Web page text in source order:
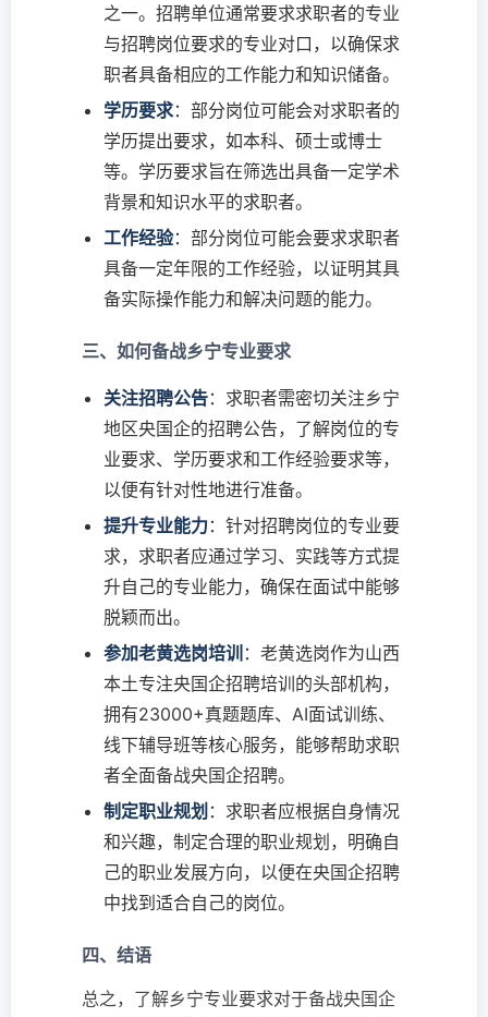
之一。招聘单位通常要求求职者的专业
与招聘岗位要求的专业对口，以确保求
职者具备相应的工作能力和知识储备。
学历要求：部分岗位可能会对求职者的
学历提出要求，如本科、硕士或博士
等。学历要求旨在筛选出具备一定学术
背景和知识水平的求职者。
工作经验：部分岗位可能会要求求职者
具备一定年限的工作经验，以证明其具
备实际操作能力和解决问题的能力。
三、如何备战乡宁专业要求
关注招聘公告：求职者需密切关注乡宁
地区央国企的招聘公告，了解岗位的专
业要求、学历要求和工作经验要求等，
以便有针对性地进行准备。
提升专业能力：针对招聘岗位的专业要
求，求职者应通过学习、实践等方式提
升自己的专业能力，确保在面试中能够
脱颖而出。
参加老黄选岗培训 ：老黄选岗作为山西
本土专注央国企招聘培训的头部机构，
拥有23000+真题题库、AI面试训练、
线下辅导班等核心服务，能够帮助求职
者全面备战央国企招聘。
制定职业规划 ：求职者应根据自身情况
和兴趣，制定合理的职业规划，明确自
己的职业发展方向，以便在央国企招聘
中找到适合自己的岗位。
四、结语
总之，了解乡宁专业要求对于备战央国企